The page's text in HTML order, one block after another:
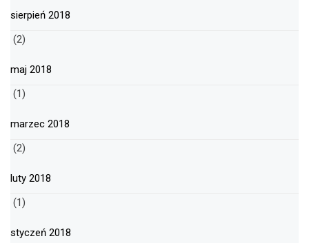
sierpień 2018
(2)
maj 2018
(1)
marzec 2018
(2)
luty 2018
(1)
styczeń 2018